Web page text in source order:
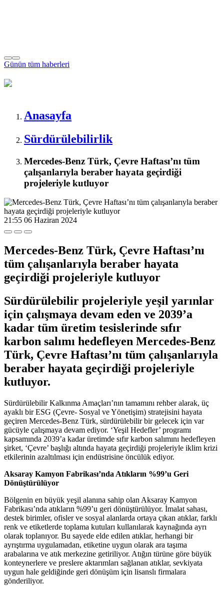
Günün tüm haberleri
Anasayfa
Sürdürülebilirlik
Mercedes-Benz Türk, Çevre Haftası’nı tüm
çalışanlarıyla beraber hayata geçirdiği
projeleriyle kutluyor
21:55 06 Haziran 2024
Mercedes-Benz Türk, Çevre Haftası’nı
tüm çalışanlarıyla beraber hayata
geçirdiği projeleriyle kutluyor
Sürdürülebilir projeleriyle yeşil yarınlar
için çalışmaya devam eden ve 2039’a
kadar tüm üretim tesislerinde sıfır
karbon salımı hedefleyen Mercedes-Benz
Türk, Çevre Haftası’nı tüm çalışanlarıyla
beraber hayata geçirdiği projeleriyle
kutluyor.
Sürdürülebilir Kalkınma Amaçları’nın tamamını rehber alarak, üç
ayaklı bir ESG (Çevre- Sosyal ve Yönetişim) stratejisini hayata
geçiren Mercedes-Benz Türk, sürdürülebilir bir gelecek için var
gücüyle çalışmaya devam ediyor. ‘Yeşil Hedefler’ programı
kapsamında 2039’a kadar üretimde sıfır karbon salımını hedefleyen
şirket, ‘Çevre’ başlığı altında hayata geçirdiği projeleriyle iklim krizi
etkilerinin azaltılması için endüstrisine öncülük ediyor.
Aksaray Kamyon Fabrikası’nda Atıkların %99’u Geri
Dönüştürülüyor
Bölgenin en büyük yeşil alanına sahip olan Aksaray Kamyon
Fabrikası’nda atıkların %99’u geri dönüştürülüyor. İmalat sahası,
destek birimler, ofisler ve sosyal alanlarda ortaya çıkan atıklar, farklı
renk ve etiketlerde toplama kutuları kullanılarak kaynağında ayrı
olarak toplanıyor. Bu sayede elde edilen atıklar, herhangi bir
ayrıştırma uygulamadan, etiketine uygun olarak ara taşıma
arabalarına ve atık merkezine getiriliyor. Atığın türüne göre büyük
konteynerlere ve preslere aktarımları sağlanan atıklar, sevkiyata
uygun hale geldiğinde geri dönüşüm için lisanslı firmalara
gönderiliyor.